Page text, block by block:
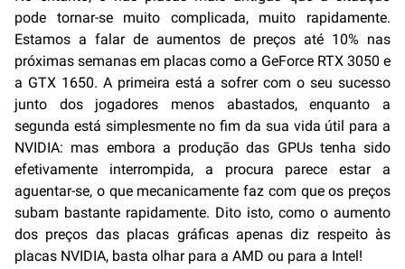
pode tornar-se muito complicada, muito rapidamente.
Estamos a falar de aumentos de preços até 10% nas
próximas semanas em placas como a GeForce RTX 3050 e
a GTX 1650. A primeira está a sofrer com o seu sucesso
junto dos jogadores menos abastados, enquanto a
segunda está simplesmente no fim da sua vida útil para a
NVIDIA: mas embora a produção das GPUs tenha sido
efetivamente interrompida, a procura parece estar a
aguentar-se, o que mecanicamente faz com que os preços
subam bastante rapidamente. Dito isto, como o aumento
dos preços das placas gráficas apenas diz respeito às
placas NVIDIA, basta olhar para a AMD ou para a Intel!